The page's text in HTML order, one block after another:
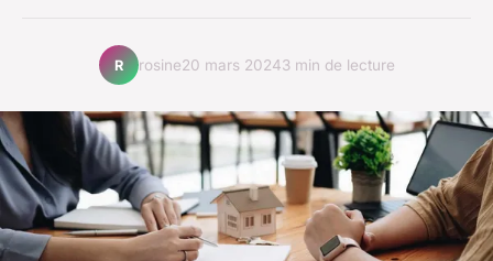
R rosine20 mars 20243 min de lecture